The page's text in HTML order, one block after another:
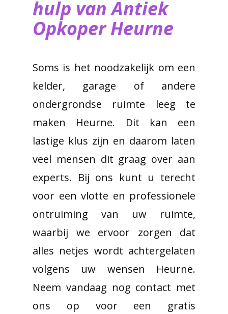
hulp van ​Antiek
Opkoper Heurne
Soms is het noodzakelijk om een
kelder, garage of andere
ondergrondse ruimte leeg te
maken Heurne. Dit kan een
lastige klus zijn en daarom laten
veel mensen dit graag over aan
experts. Bij ons kunt u terecht
voor een vlotte en professionele
ontruiming van uw ruimte,
waarbij we ervoor zorgen dat
alles netjes wordt achtergelaten
volgens uw wensen Heurne.
Neem vandaag nog contact met
ons op voor een gratis